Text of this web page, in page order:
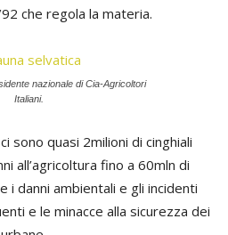
che regola la materia.
nazionale di Cia-Agricoltori
Italiani.
sono quasi 2milioni di cinghiali
all’agricoltura fino a 60mln di
i danni ambientali e gli incidenti
e le minacce alla sicurezza dei